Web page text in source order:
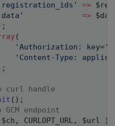
=>
=>
;
(
'Authorization: key='
'Content-Type:
;
handle
( ) ;
endpoint
$ch , CURLOPT_URL, $url )